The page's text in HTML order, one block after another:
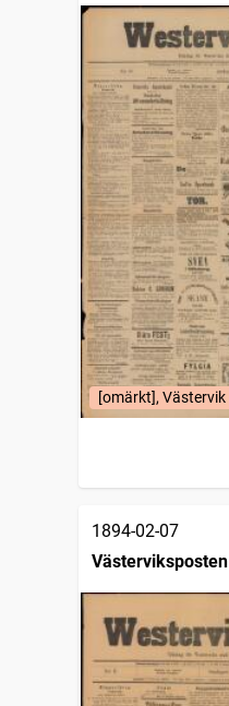
[omärkt], Västervik
1894-02-07
Västerviksposten